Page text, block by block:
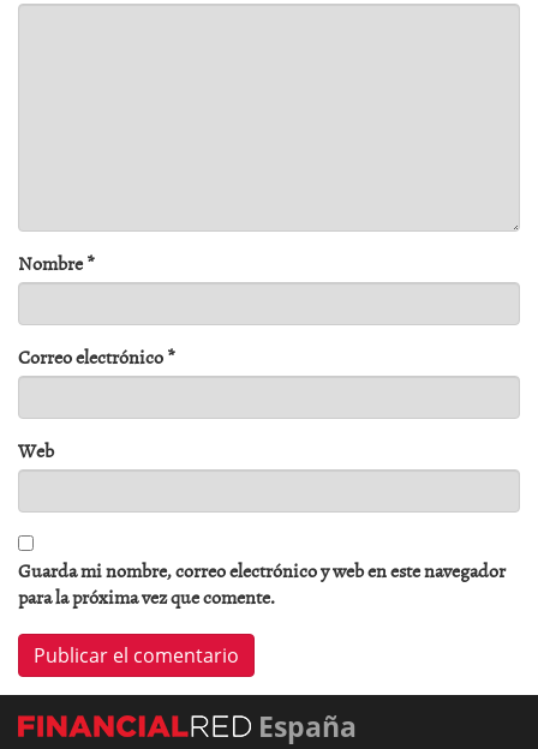
Nombre*
Correo electrónico*
Web
Guarda mi nombre, correo electrónico y web en este navegador
para la próxima vez que comente.
España